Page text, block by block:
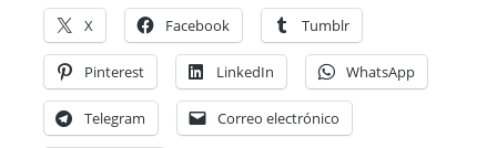
X Facebook Tumblr
Pinterest LinkedIn WhatsApp
Telegram Correo electrónico